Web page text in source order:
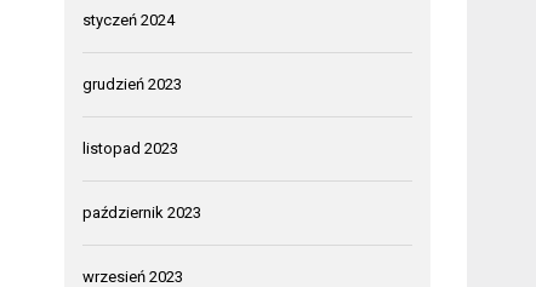
styczeń 2024
grudzień 2023
listopad 2023
październik 2023
wrzesień 2023